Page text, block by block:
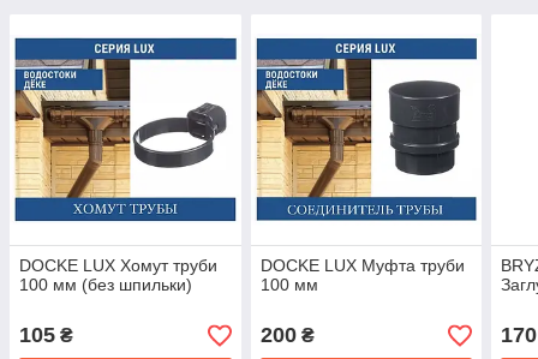
DOCKE LUX Хомут труби
100 мм (без шпильки)
105 ₴
DOCKE LUX Муфта труби
100 мм
200₴